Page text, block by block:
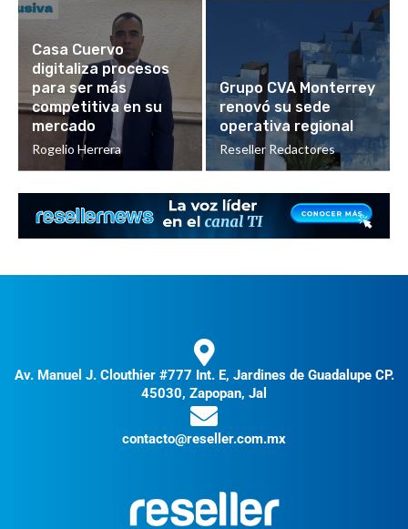
Casa Cuervo
digitaliza procesos
para ser más
competitiva en su
mercado
Rogelio Herrera
Grupo CVA Monterrey
renovó su sede
operativa regional
Reseller Redactores
Av. Manuel J. Clouthier #777 Int. E, Jardines de Guadalupe CP.
45030, Zapopan, Jal
contacto@reseller.com.mx